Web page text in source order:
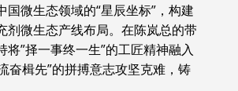
微生态领域的“星辰坐标”，构建
剂微生态产线布局。在陈岚总的带
”择一事终一生”的工匠精神融入
奋楫先”的拼搏意志攻坚克难，铸